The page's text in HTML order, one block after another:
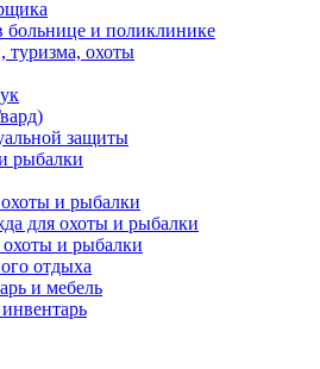
больнице и поликлинике
туризма, охоты
защиты
рыбалки
и рыбалки
для охоты и рыбалки
и рыбалки
отдыха
и мебель